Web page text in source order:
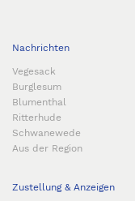
Nachrichten
Vegesack
Burglesum
Blumenthal
Ritterhude
Schwanewede
Aus der Region
Zustellung & Anzeigen